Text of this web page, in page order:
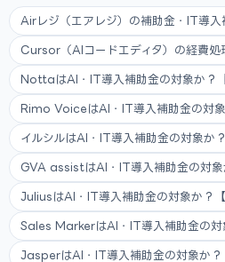
Airレジ（エアレジ）の補助金・IT導入
Cursor（AIコードエディタ）の経費処
NottaはAI・IT導入補助金の対象か？
Rimo VoiceはAI・IT導入補助金の対象
イルシルはAI・IT導入補助金の対象か
GVA assistはAI・IT導入補助金の対象
JuliusはAI・IT導入補助金の対象か？
Sales MarkerはAI・IT導入補助金の対
JasperはAI・IT導入補助金の対象か？